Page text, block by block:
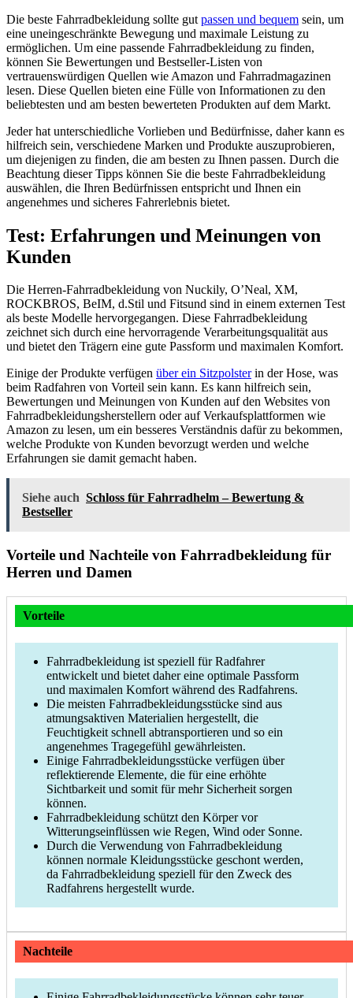
Die beste Fahrradbekleidung sollte gut passen und bequem sein, um
eine uneingeschränkte Bewegung und maximale Leistung zu
ermöglichen. Um eine passende Fahrradbekleidung zu finden,
können Sie Bewertungen und Bestseller-Listen von
vertrauenswürdigen Quellen wie Amazon und Fahrradmagazinen
lesen. Diese Quellen bieten eine Fülle von Informationen zu den
beliebtesten und am besten bewerteten Produkten auf dem Markt.
Jeder hat unterschiedliche Vorlieben und Bedürfnisse, daher kann es
hilfreich sein, verschiedene Marken und Produkte auszuprobieren,
um diejenigen zu finden, die am besten zu Ihnen passen. Durch die
Beachtung dieser Tipps können Sie die beste Fahrradbekleidung
auswählen, die Ihren Bedürfnissen entspricht und Ihnen ein
angenehmes und sicheres Fahrerlebnis bietet.
Test: Erfahrungen und Meinungen von
Kunden
Die Herren-Fahrradbekleidung von Nuckily, O’Neal, XM,
ROCKBROS, BeIM, d.Stil und Fitsund sind in einem externen Test
als beste Modelle hervorgegangen. Diese Fahrradbekleidung
zeichnet sich durch eine hervorragende Verarbeitungsqualität aus
und bietet den Trägern eine gute Passform und maximalen Komfort.
Einige der Produkte verfügen über ein Sitzpolsterin der Hose, was
beim Radfahren von Vorteil sein kann. Es kann hilfreich sein,
Bewertungen und Meinungen von Kunden auf den Websites von
Fahrradbekleidungsherstellern oder auf Verkaufsplattformen wie
Amazon zu lesen, um ein besseres Verständnis dafür zu bekommen,
welche Produkte von Kunden bevorzugt werden und welche
Erfahrungen sie damit gemacht haben.
Siehe auch Schloss für Fahrradhelm – Bewertung &
Bestseller
Vorteile und Nachteile von Fahrradbekleidung für
Herren und Damen
Vorteile
Fahrradbekleidung ist speziell für Radfahrer
entwickelt und bietet daher eine optimale Passform
und maximalen Komfort während des Radfahrens.
Die meisten Fahrradbekleidungsstücke sind aus
atmungsaktiven Materialien hergestellt, die
Feuchtigkeit schnell abtransportieren und so ein
angenehmes Tragegefühl gewährleisten.
Einige Fahrradbekleidungsstücke verfügen über
reflektierende Elemente, die für eine erhöhte
Sichtbarkeit und somit für mehr Sicherheit sorgen
können.
Fahrradbekleidung schützt den Körper vor
Witterungseinflüssen wie Regen, Wind oder Sonne.
Durch die Verwendung von Fahrradbekleidung
können normale Kleidungsstücke geschont werden,
da Fahrradbekleidung speziell für den Zweck des
Radfahrens hergestellt wurde.
Nachteile